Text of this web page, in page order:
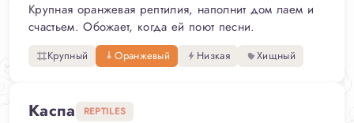
Крупная оранжевая рептилия, наполнит дом лаем и
счастьем. Обожает, когда ей поют песни.
Крупный Оранжевый Низкая Хищный
Каспа REPTILES